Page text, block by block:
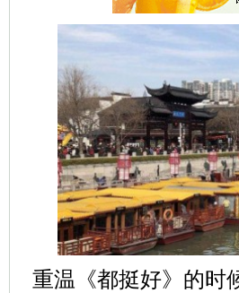
重温《都挺好》的时